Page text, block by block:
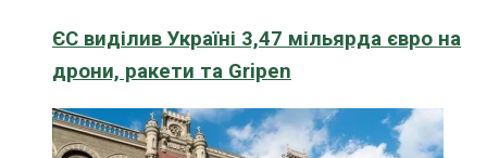
ЄС виділив Україні 3,47 мільярда євро на
дрони, ракети та Gripen